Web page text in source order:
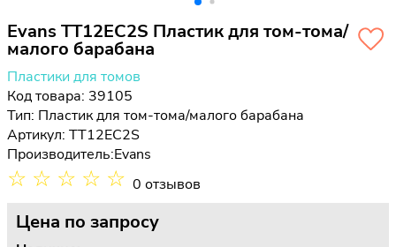
Evans TT12EC2S Пластик для том-тома/
малого барабана
Пластики для томов
Код товара: 39105
Тип: Пластик для том-тома/малого барабана
Артикул: TT12EC2S
Производитель:Evans
☆ ☆ ☆ ☆ ☆ 0 отзывов
Цена по запросу